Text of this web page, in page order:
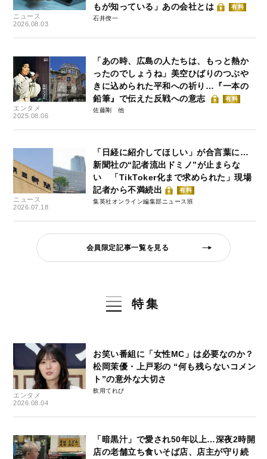
ニュース
2026.08.03
もが知っている」あの会社とは
有料
石井僚一
エンタメ
2025.08.06
「あの時、広島の人たちは、もっと熱か
ったのでしょうね」美空ひばりのつぶや
きに込められた平和への祈り…『一本の
鉛筆』で伝えた反戦への意志
有料
佐藤剛
ニュース
2026.07.18
「日経に紹介してほしい」が合言葉に…
新聞社の“記者流出ドミノ”が止まらな
い 「TikToker化まで求められた」現場
記者から不満続出
有料
集英社オンライン編集部ニュース班
会員限定記事一覧を見る
特集
エンタメ
2026.08.04
お笑い番組に「女性MC」は必要なのか？
松岡茉優・上戸彩の “何も残らないコメン
ト”の意外な大切さ
飲用てれび
「暗黒汁」で愛され50年以上…深夜2時開
店の老舗立ち食いそば店、店主が守り続